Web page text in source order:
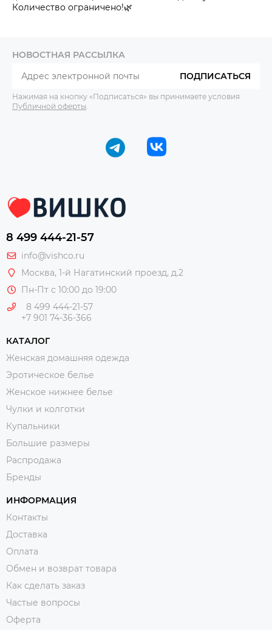
Количество ограничено!🌿
НОВОСТНАЯ РАССЫЛКА
ПОДПИСАТЬСЯ
Нажимая на кнопку «Подписаться» вы принимаете условия
Публичной оферты
8 499 444-21-57
info@vishco.ru
Москва, 1-й Нагатинский проезд, д.2
Пн-Пт с 10:00 до 19:00
8 499 444-21-57
+7 901 74-36-366
КАТАЛОГ
Женская домашняя одежда
Эротическое белье
Женское нижнее белье
Чулки и колготки
Купальники
Большие размеры
Распродажа
Бренды
ИНФОРМАЦИЯ
Контакты
Доставка
Оплата
Обмен и возврат товара
Как сделать заказ
Частые вопросы
Оферта